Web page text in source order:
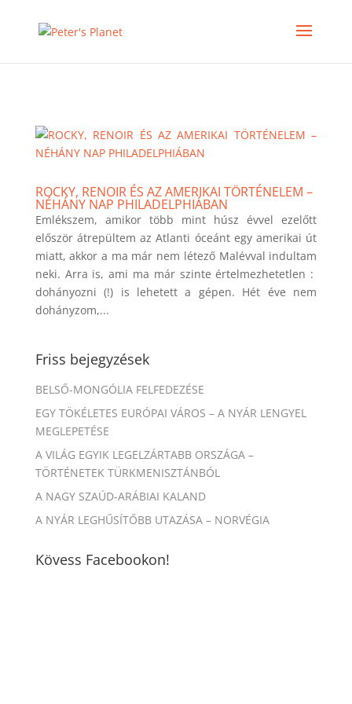
ROCKY, RENOIR ÉS AZ AMERIKAI TÖRTÉNELEM –
NÉHÁNY NAP PHILADELPHIÁBAN
Emlékszem, amikor több mint húsz évvel ezelőtt
először átrepültem az Atlanti óceánt egy amerikai út
miatt, akkor a ma már nem létező Malévval indultam
neki. Arra is, ami ma már szinte értelmezhetetlen :
dohányozni (!) is lehetett a gépen. Hét éve nem
dohányzom,...
Friss bejegyzések
BELSŐ-MONGÓLIA FELFEDEZÉSE
EGY TÖKÉLETES EURÓPAI VÁROS – A NYÁR LENGYEL
MEGLEPETÉSE
A VILÁG EGYIK LEGELZÁRTABB ORSZÁGA –
TÖRTÉNETEK TÜRKMENISZTÁNBÓL
A NAGY SZAÚD-ARÁBIAI KALAND
A NYÁR LEGHŰSÍTŐBB UTAZÁSA – NORVÉGIA
Kövess Facebookon!